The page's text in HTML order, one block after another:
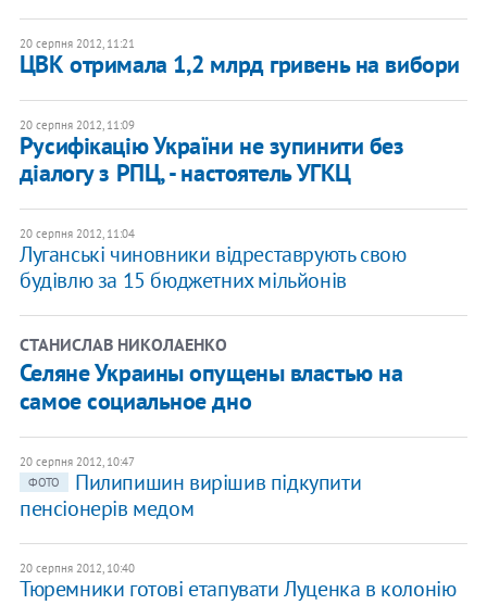
20 серпня 2012, 11:21
ЦВК отримала 1,2 млрд гривень на вибори
20 серпня 2012, 11:09
Русифікацію України не зупинити без
діалогу з РПЦ, - настоятель УГКЦ
20 серпня 2012, 11:04
Луганські чиновники відреставрують свою
будівлю за 15 бюджетних мільйонів
СТАНИСЛАВ НИКОЛАЕНКО
Селяне Украины опущены властью на
самое социальное дно
20 серпня 2012, 10:47
ФОТО
Пилипишин вирішив підкупити
пенсіонерів медом
20 серпня 2012, 10:40
Тюремники готові етапувати Луценка в колонію